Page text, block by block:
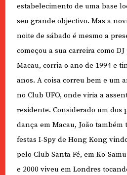
estabelecimento de uma base
seu grande objectivo. Mas a
noite de sábado é mesmo a
começou a sua carreira como
Macau, corria o ano de 1994 e
anos. A coisa correu bem e um
no Club UFO, onde viria a
residente. Considerado um dos
dança em Macau, João também
festas I-Spy de Hong Kong
pelo Club Santa Fé, em Ko-
e 2000 viveu em Londres